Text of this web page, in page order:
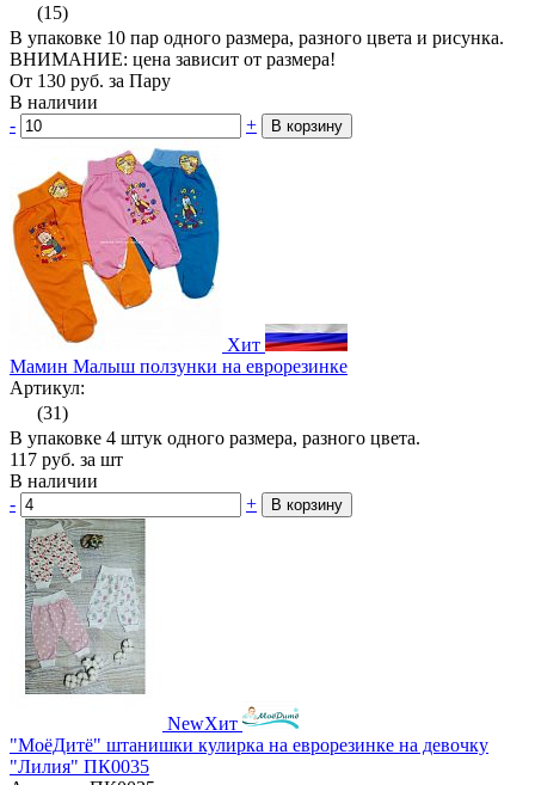
(15)
В упаковке 10 пар одного размера, разного цвета и рисунка.
ВНИМАНИЕ: цена зависит от размера!
От 130 руб. за Пару
В наличии
-
+ В корзину
Хит
Мамин Малыш ползунки на еврорезинке
Артикул:
(31)
В упаковке 4 штук одного размера, разного цвета.
117 руб. за шт
В наличии
-
+ В корзину
NewХит
"МоёДитё" штанишки кулирка на еврорезинке на девочку
"Лилия" ПК0035